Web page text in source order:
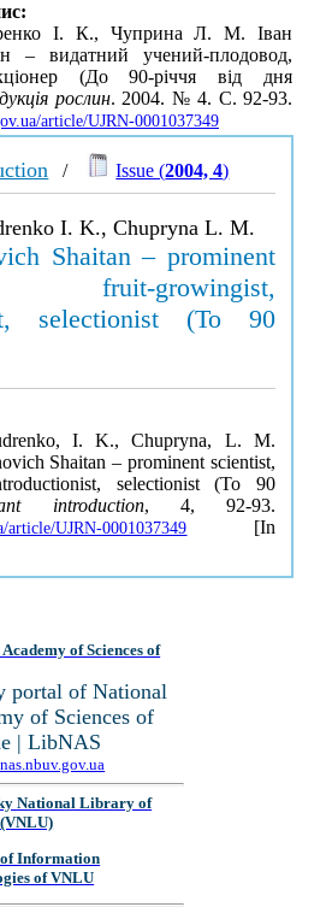
І. К., Чуприна Л. М. Іван
– видатний учений-плодовод,
(До 90-річчя від дня
рослин. 2004. № 4. С. 92-93.
article/UJRN-0001037349
/ Issue (2004, 4)
I. K., Chupryna L. M.
Shaitan – prominent
fruit-growingist,
selectionist (To 90
I. K., Chupryna, L. M.
Shaitan – prominent scientist,
selectionist (To 90
introduction, 4, 92-93.
article/UJRN-0001037349 [In
of Sciences of
portal of National
of Sciences of
| LibNAS
National Library of
Information
of VNLU